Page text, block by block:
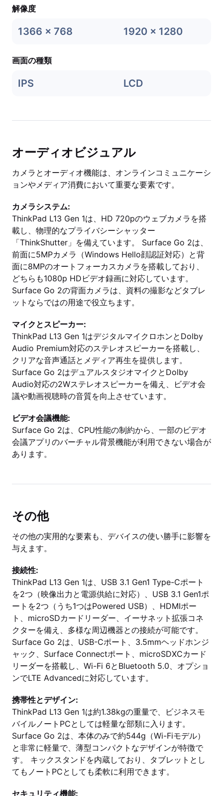
解像度
1366 x 768 1920 x 1280
画面の種類
IPS LCD
オーディオビジュアル
カメラとオーディオ機能は、オンラインコミュニケーシ
ョンやメディア消費において重要な要素です。
カメラシステム:
ThinkPad L13 Gen 1は、HD 720pのウェブカメラを搭
載し、物理的なプライバシーシャッター
「ThinkShutter」を備えています。 Surface Go 2は、
前面に5MPカメラ（Windows Hello顔認証対応）と背
面に8MPのオートフォーカスカメラを搭載しており、
どちらも1080p HDビデオ録画に対応しています。
Surface Go 2の背面カメラは、資料の撮影などタブレ
ットならではの用途で役立ちます。
マイクとスピーカー:
ThinkPad L13 Gen 1はデジタルマイクロホンとDolby
Audio Premium対応のステレオスピーカーを搭載し、
クリアな音声通話とメディア再生を提供します。
Surface Go 2はデュアルスタジオマイクとDolby
Audio対応の2Wステレオスピーカーを備え、ビデオ会
議や動画視聴時の音質を向上させています。
ビデオ会議機能:
Surface Go 2は、CPU性能の制約から、一部のビデオ
会議アプリのバーチャル背景機能が利用できない場合が
あります。
その他
その他の実用的な要素も、デバイスの使い勝手に影響を
与えます。
接続性:
ThinkPad L13 Gen 1は、USB 3.1 Gen1 Type-Cポート
を2つ（映像出力と電源供給に対応）、USB 3.1 Gen1ポ
ートを2つ（うち1つはPowered USB）、HDMIポー
ト、microSDカードリーダー、イーサネット拡張コネ
クターを備え、多様な周辺機器との接続が可能です。
Surface Go 2は、USB-Cポート、3.5mmヘッドホンジ
ャック、Surface Connectポート、microSDXCカード
リーダーを搭載し、Wi-Fi 6とBluetooth 5.0、オプショ
ンでLTE Advancedに対応しています。
携帯性とデザイン:
ThinkPad L13 Gen 1は約1.38kgの重量で、ビジネスモ
バイルノートPCとしては軽量な部類に入ります。
Surface Go 2は、本体のみで約544g（Wi-Fiモデル）
と非常に軽量で、薄型コンパクトなデザインが特徴で
す。 キックスタンドを内蔵しており、タブレットとし
てもノートPCとしても柔軟に利用できます。
セキュリティ機能: